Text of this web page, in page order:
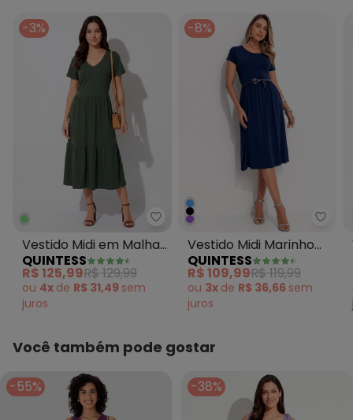
-3%
Quintess - Vestido Midi em
Vestido Midi em Malha
de Algodão Verde
Militar
QUINTESS
R$ 125,99R$ 129,99
ou 4x de R$ 31,49 sem
juros
-8%
Vestido Midi Marinho
com Bolsos
QUINTESS
R$ 109,99R$ 119,99
ou 3x de R$ 36,66 sem
juros
Você também pode gostar
-55% -38%